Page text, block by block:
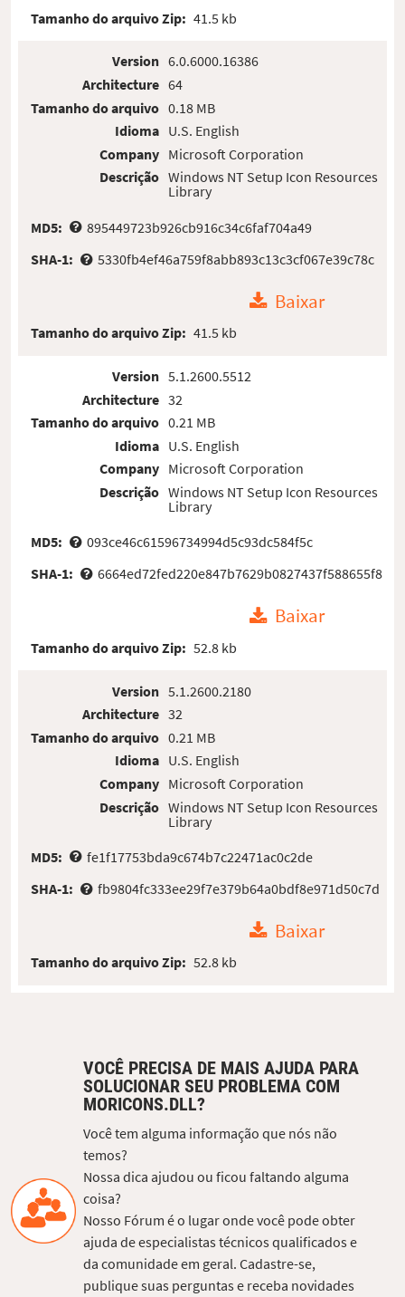
Tamanho do arquivo Zip: 41.5 kb
Version
Architecture
Tamanho do arquivo
Idioma
Company
Descrição
6.0.6000.16386
64
0.18 MB
U.S. English
Microsoft Corporation
Windows NT Setup Icon Resources
Library
MD5:
895449723b926cb916c34c6faf704a49
SHA-1:
5330fb4ef46a759f8abb893c13c3cf067e39c78c
Baixar
Tamanho do arquivo Zip: 41.5 kb
Version
Architecture
Tamanho do arquivo
Idioma
Company
Descrição
5.1.2600.5512
32
0.21 MB
U.S. English
Microsoft Corporation
Windows NT Setup Icon Resources
Library
MD5:
093ce46c61596734994d5c93dc584f5c
SHA-1:
6664ed72fed220e847b7629b0827437f588655f8
Baixar
Tamanho do arquivo Zip: 52.8 kb
Version
Architecture
Tamanho do arquivo
Idioma
Company
Descrição
5.1.2600.2180
32
0.21 MB
U.S. English
Microsoft Corporation
Windows NT Setup Icon Resources
Library
MD5:
fe1f17753bda9c674b7c22471ac0c2de
SHA-1:
fb9804fc333ee29f7e379b64a0bdf8e971d50c7d
Baixar
Tamanho do arquivo Zip: 52.8 kb
VOCÊ PRECISA DE MAIS AJUDA PARA
SOLUCIONAR SEU PROBLEMA COM
MORICONS.DLL?
Você tem alguma informação que nós não
temos?
Nossa dica ajudou ou ficou faltando alguma
coisa?
Nosso Fórum é o lugar onde você pode obter
ajuda de especialistas técnicos qualificados e
da comunidade em geral. Cadastre-se,
publique suas perguntas e receba novidades